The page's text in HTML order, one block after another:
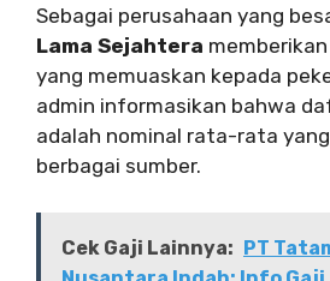
Sebagai perusahaan yang
Lama Sejahtera
yang memuaskan kepada
admin informasikan bahwa
adalah nominal rata-rata
berbagai sumber.
Cek Gaji Lainnya: PT